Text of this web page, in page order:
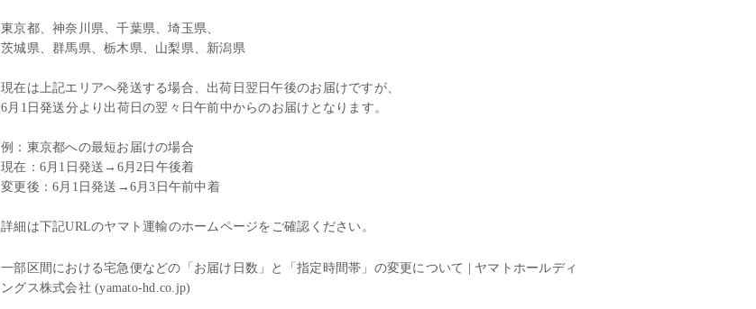
東京都、神奈川県、千葉県、埼玉県、
茨城県、群馬県、栃木県、山梨県、新潟県
現在は上記エリアへ発送する場合、出荷日翌日午後のお届けですが、
6月1日発送分より出荷日の翌々日午前中からのお届けとなります。
例：東京都への最短お届けの場合
現在：6月1日発送→6月2日午後着
変更後：6月1日発送→6月3日午前中着
詳細は下記URLのヤマト運輸のホームページをご確認ください。
一部区間における宅急便などの「お届け日数」と「指定時間帯」の変更について | ヤマトホールディ
ングス株式会社 (yamato-hd.co.jp)